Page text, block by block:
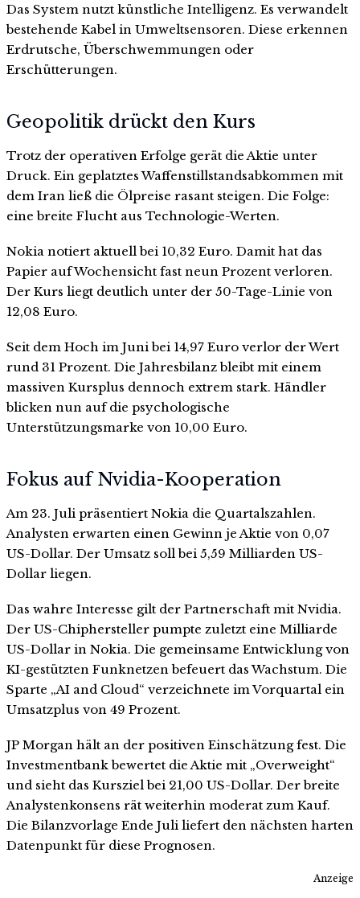
Das System nutzt künstliche Intelligenz. Es verwandelt
bestehende Kabel in Umweltsensoren. Diese erkennen
Erdrutsche, Überschwemmungen oder
Erschütterungen.
Geopolitik drückt den Kurs
Trotz der operativen Erfolge gerät die Aktie unter
Druck. Ein geplatztes Waffenstillstandsabkommen mit
dem Iran ließ die Ölpreise rasant steigen. Die Folge:
eine breite Flucht aus Technologie-Werten.
Nokia notiert aktuell bei 10,32 Euro. Damit hat das
Papier auf Wochensicht fast neun Prozent verloren.
Der Kurs liegt deutlich unter der 50-Tage-Linie von
12,08 Euro.
Seit dem Hoch im Juni bei 14,97 Euro verlor der Wert
rund 31 Prozent. Die Jahresbilanz bleibt mit einem
massiven Kursplus dennoch extrem stark. Händler
blicken nun auf die psychologische
Unterstützungsmarke von 10,00 Euro.
Fokus auf Nvidia-Kooperation
Am 23. Juli präsentiert Nokia die Quartalszahlen.
Analysten erwarten einen Gewinn je Aktie von 0,07
US-Dollar. Der Umsatz soll bei 5,59 Milliarden US-
Dollar liegen.
Das wahre Interesse gilt der Partnerschaft mit Nvidia.
Der US-Chiphersteller pumpte zuletzt eine Milliarde
US-Dollar in Nokia. Die gemeinsame Entwicklung von
KI-gestützten Funknetzen befeuert das Wachstum. Die
Sparte „AI and Cloud“ verzeichnete im Vorquartal ein
Umsatzplus von 49 Prozent.
JP Morgan hält an der positiven Einschätzung fest. Die
Investmentbank bewertet die Aktie mit „Overweight“
und sieht das Kursziel bei 21,00 US-Dollar. Der breite
Analystenkonsens rät weiterhin moderat zum Kauf.
Die Bilanzvorlage Ende Juli liefert den nächsten harten
Datenpunkt für diese Prognosen.
Anzeige